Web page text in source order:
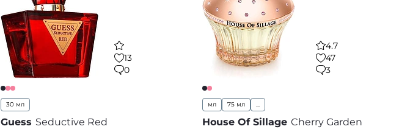
13
0
30 мл
Guess Seductive Red
4.7
47
3
мл 75 мл ...
House Of Sillage Cherry Garden